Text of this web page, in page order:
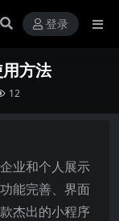
登录
方法
12
业和个人展示
能完善、界面
杰出的小程序